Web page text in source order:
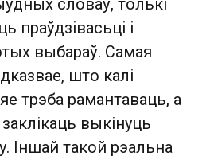
праўдзівасьці і
выбараў. Самая
што калі
трэба рамантаваць, а
выкінуць
Іншай такой рэальна